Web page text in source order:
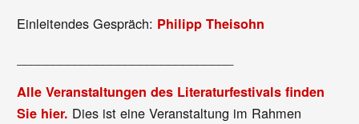
Einleitendes Gespräch: Philipp Theisohn
Alle Veranstaltungen des Literaturfestivals finden
Sie hier. Dies ist eine Veranstaltung im Rahmen